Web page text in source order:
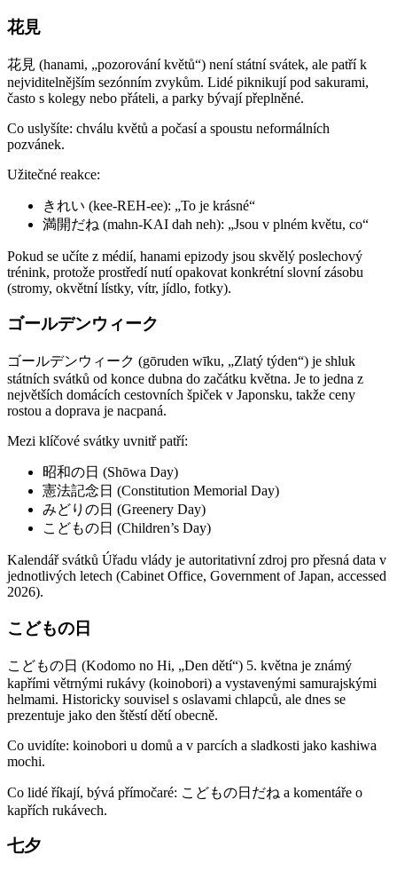
花見
花見 (hanami, „pozorování květů“) není státní svátek, ale patří k
nejviditelnějším sezónním zvykům. Lidé piknikují pod sakurami,
často s kolegy nebo přáteli, a parky bývají přeplněné.
Co uslyšíte: chválu květů a počasí a spoustu neformálních
pozvánek.
Užitečné reakce:
きれい (kee-REH-ee): „To je krásné“
満開だね (mahn-KAI dah neh): „Jsou v plném květu, co“
Pokud se učíte z médií, hanami epizody jsou skvělý poslechový
trénink, protože prostředí nutí opakovat konkrétní slovní zásobu
(stromy, okvětní lístky, vítr, jídlo, fotky).
ゴールデンウィーク
ゴールデンウィーク (gōruden wīku, „Zlatý týden“) je shluk
státních svátků od konce dubna do začátku května. Je to jedna z
největších domácích cestovních špiček v Japonsku, takže ceny
rostou a doprava je nacpaná.
Mezi klíčové svátky uvnitř patří:
昭和の日 (Shōwa Day)
憲法記念日 (Constitution Memorial Day)
みどりの日 (Greenery Day)
こどもの日 (Children’s Day)
Kalendář svátků Úřadu vlády je autoritativní zdroj pro přesná data v
jednotlivých letech (Cabinet Office, Government of Japan, accessed
2026).
こどもの日
こどもの日 (Kodomo no Hi, „Den dětí“) 5. května je známý
kapřími větrnými rukávy (koinobori) a vystavenými samurajskými
helmami. Historicky souvisel s oslavami chlapců, ale dnes se
prezentuje jako den štěstí dětí obecně.
Co uvidíte: koinobori u domů a v parcích a sladkosti jako kashiwa
mochi.
Co lidé říkají, bývá přímočaré: こどもの日だね a komentáře o
kapřích rukávech.
七夕